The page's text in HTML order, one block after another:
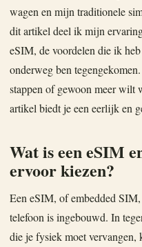
wagen en mijn traditionele
dit artikel deel ik mijn
eSIM, de voordelen die ik
onderweg ben
stappen of gewoon meer wilt
artikel biedt je een eerlijk en
Wat is een eSIM
ervoor kiezen?
Een eSIM, of embedded
telefoon is ingebouwd. In
die je fysiek moet vervangen,